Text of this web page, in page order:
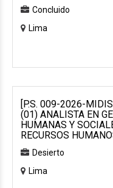
Concluido
Lima
[P.S. 009-2026-
(01) ANALISTA EN
HUMANAS Y
RECURSOS
Desierto
Lima